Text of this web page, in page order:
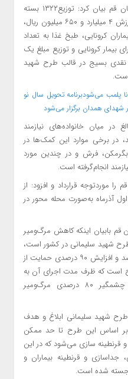
فرمانده ناحیه مقاومت بسیج شهرستان قم بیان کرد: توزیع۱۳۲۲ بسته
معیشتی مختص بیماران کرونایی به ارزش ۴ میلیارد و ۶۵۰ میلیون ریال،
بیماران کرونایی، طبخ غذا به تعداد
بیمار کرونایی و توزیع مبلغ یک
کمک‌های نقدی بسیج در قالب طرح شهید
پلمب می‌شودبرنامه تحویل سال نو
شهدای همدان برگزار می‌شود
در میان خانواده‌های نیازمند
در برخی موارد این کمک‌ها در
فرش و در چندین مورد
انجام‌گرفته است.
موردتوجه قرارداد و افزود: از
آذرماه به‌صورت محله محور در
قم بابیان اینکه کاهش مرگ‌ومیر
اجرای طرح شهید سلیمانی در کشور است،
گفت: کاهش بستری به میزان ۵۰ درصد و افزایش ۹۰ درصدی حمایت از
است که ظرف مدت اجرای آن به
لطف خداوند توانستیم به کاهش چشمگیر ۸۰ درصدی مرگ‌ومیر
شهید سلیمانی ابلاغ و هدف
بر اساس این طرح تا حد ممکن
و قرنطینه سازی می‌شود که در این
جداسازی و قرنطینه بیماران و
شده است.